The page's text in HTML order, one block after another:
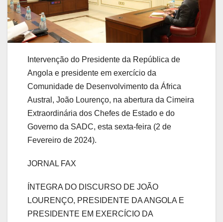
Intervenção do Presidente da República de
Angola e presidente em exercício da
Comunidade de Desenvolvimento da África
Austral, João Lourenço, na abertura da Cimeira
Extraordinária dos Chefes de Estado e do
Governo da SADC, esta sexta-feira (2 de
Fevereiro de 2024).
JORNAL FAX
ÍNTEGRA DO DISCURSO DE JOÃO
LOURENÇO, PRESIDENTE DA ANGOLA E
PRESIDENTE EM EXERCÍCIO DA